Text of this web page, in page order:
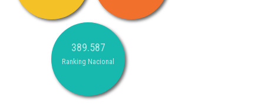
389.587
Ranking Nacional